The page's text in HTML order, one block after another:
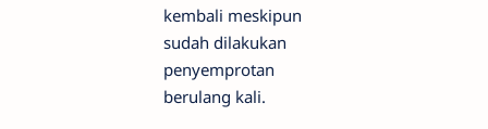
kembali meskipun
sudah dilakukan
penyemprotan
berulang kali.